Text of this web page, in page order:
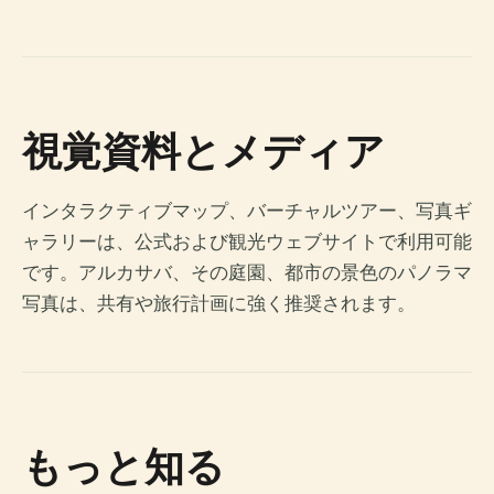
視覚資料とメディア
インタラクティブマップ、バーチャルツアー、写真ギ
ャラリーは、公式および観光ウェブサイトで利用可能
です。アルカサバ、その庭園、都市の景色のパノラマ
写真は、共有や旅行計画に強く推奨されます。
もっと知る